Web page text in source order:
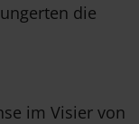
die
im Visier von